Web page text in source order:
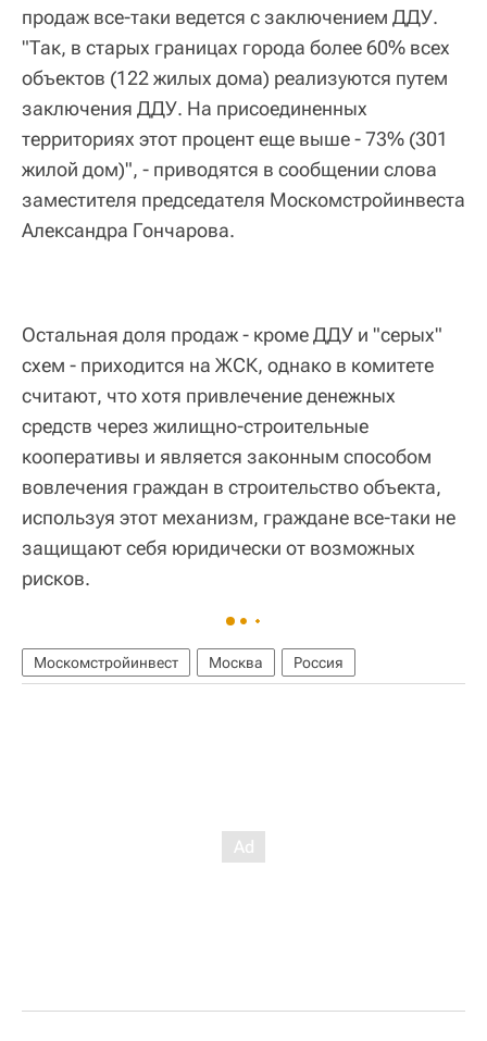
продаж все-таки ведется с заключением ДДУ.
"Так, в старых границах города более 60% всех
объектов (122 жилых дома) реализуются путем
заключения ДДУ. На присоединенных
территориях этот процент еще выше - 73% (301
жилой дом)", - приводятся в сообщении слова
заместителя председателя Москомстройинвеста
Александра Гончарова.
Остальная доля продаж - кроме ДДУ и "серых"
схем - приходится на ЖСК, однако в комитете
считают, что хотя привлечение денежных
средств через жилищно-строительные
кооперативы и является законным способом
вовлечения граждан в строительство объекта,
используя этот механизм, граждане все-таки не
защищают себя юридически от возможных
рисков.
Москомстройинвест Москва Россия